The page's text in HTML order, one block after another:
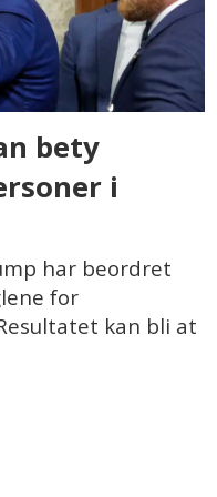
bety
i
har beordret
for
kan bli at